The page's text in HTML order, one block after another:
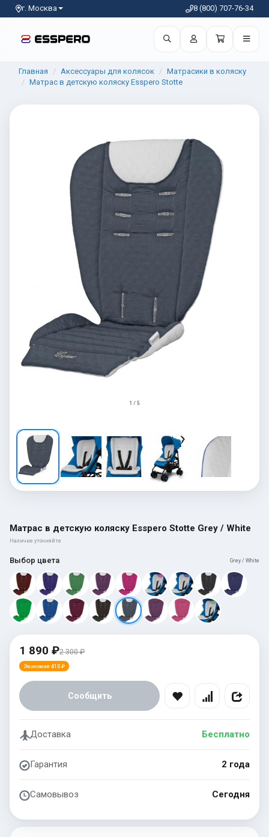
г. Москва 8 (800) 707-76-34
Главная Аксессуары для колясок
Матрасики в коляску
Матрас в детскую коляску Esspero Stotte
1 / 5
Матрас в детскую коляску Esspero Stotte Grey / White
Наличие уточняйте
Выбор цвета Grey / White
1 890 ₽2 300 ₽
Экономия 410 ₽
Сообщить
Доставка Бесплатно
Гарантия 2 года
Самовывоз Сегодня